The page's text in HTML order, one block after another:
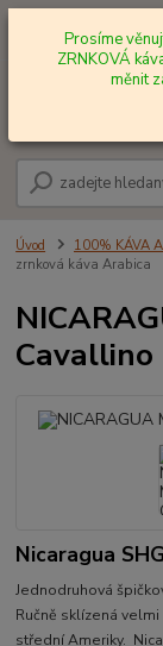
+420 602 577 209
Úvod 100% KÁVA
zrnková káva Arabica
Cavallino
Nicaragua
Jednodruhová
Ručně sklízená
střední Ameriky.
Prosíme
ZRNKOVÁ
měnit